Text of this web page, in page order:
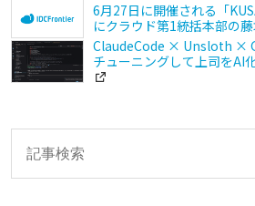
6月27日に開催される「
にクラウド第1統括本部の
ClaudeCode × Unsloth ×
チューニングして上司をAI